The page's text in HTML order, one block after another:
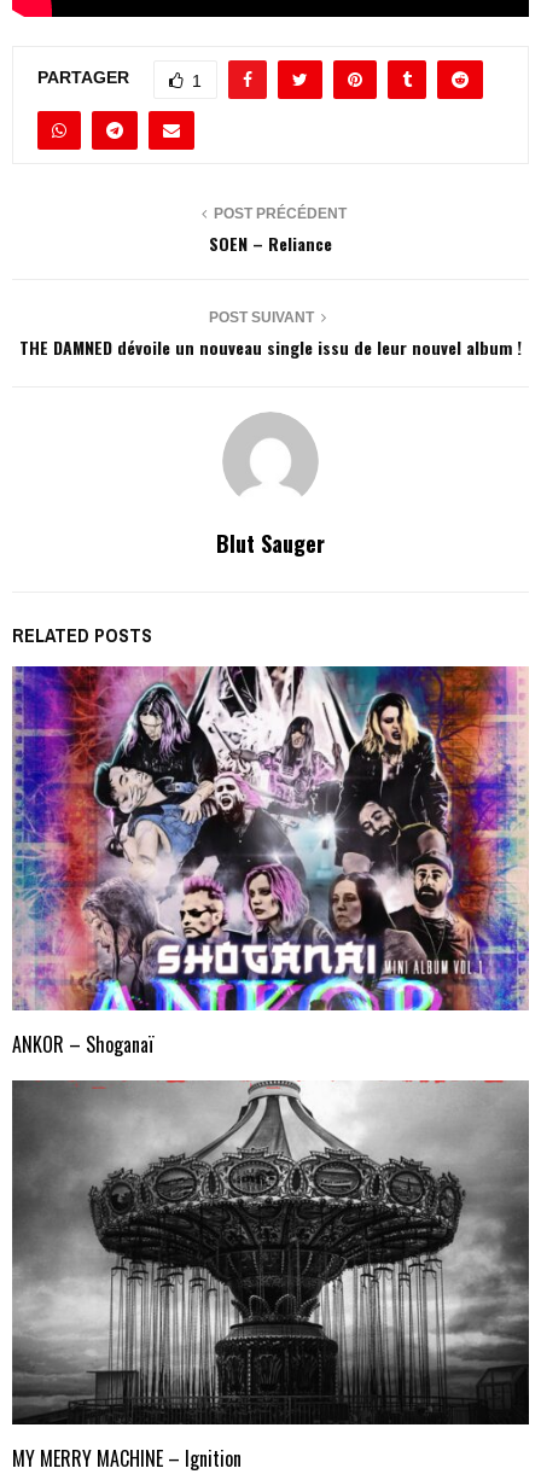
PARTAGER 1
POST PRÉCÉDENT
SOEN – Reliance
POST SUIVANT
THE DAMNED dévoile un nouveau single issu de leur nouvel album !
Blut Sauger
RELATED POSTS
ANKOR – Shoganaï
MY MERRY MACHINE – Ignition